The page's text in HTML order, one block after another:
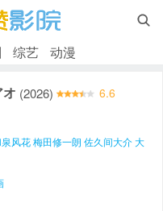

综艺 动漫
(2026) 6.6
风花梅田修一朗 佐久间大介大